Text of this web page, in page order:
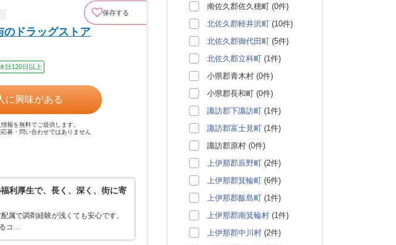
保存する
のドラッグストア
日120日以上
に興味がある
報を無料でご提供します。
募・問い合わせではありません
利厚生で、長く、深く、街に寄
属で調剤経験が浅くても安心です。
コ…
南佐久郡佐久穂町 (0件)
北佐久郡軽井沢町 (10件)
北佐久郡御代田町 (5件)
北佐久郡立科町 (1件)
小県郡青木村 (0件)
小県郡長和町 (0件)
諏訪郡下諏訪町 (1件)
諏訪郡富士見町 (1件)
諏訪郡原村 (0件)
上伊那郡辰野町 (2件)
上伊那郡箕輪町 (6件)
上伊那郡飯島町 (1件)
上伊那郡南箕輪村 (1件)
上伊那郡中川村 (2件)